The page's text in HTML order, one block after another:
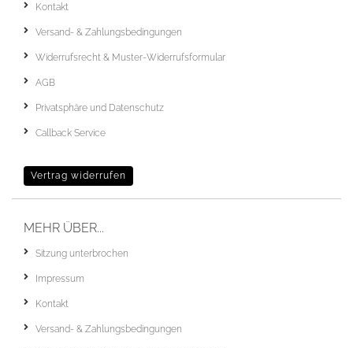
Kontakt
Versand- & Zahlungsbedingungen
Widerrufsrecht & Muster-Widerrufsformular
AGB
Privatsphäre und Datenschutz
Callback Service
Vertrag widerrufen
MEHR ÜBER...
Sitzung unterbrochen
Impressum
Kontakt
Versand- & Zahlungsbedingungen